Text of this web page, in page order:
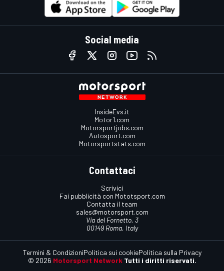
Social media
InsideEvs.it
Motor1.com
Motorsportjobs.com
Autosport.com
Motorsportstats.com
Contattaci
Scrivici
Fai pubblicità con Mototsport.com
Contatta il team
sales@motorsport.com
Via del Fornetto, 3
00149 Roma, Italy
© 2026 Motorsport Network Tutti i diritti riservati.
Termini & CondizioniPolitica sui cookiePolitica sulla Privacy